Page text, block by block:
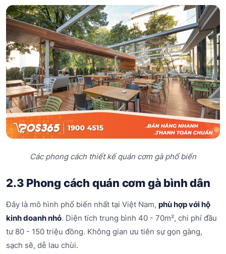
Các phong cách thiết kế quán cơm gà phổ biến
2.3 Phong cách quán cơm gà bình dân
Đây là mô hình phổ biến nhất tại Việt Nam, phù hợp với hộ
kinh doanh nhỏ. Diện tích trung bình 40 - 70m², chi phí đầu
tư 80 - 150 triệu đồng. Không gian ưu tiên sự gọn gàng,
sạch sẽ, dễ lau chùi.